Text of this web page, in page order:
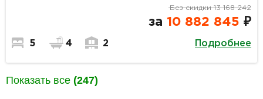
Без скидки13 168 242
за 10 882 845 ₽
5 4 2 Подробнее
Показать все (247)